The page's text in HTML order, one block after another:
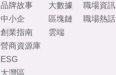
品牌故事
中小企
創業指南
營商資源庫
ESG
大灣區
大數據
區塊鏈
雲端
職場資訊
職場熱話